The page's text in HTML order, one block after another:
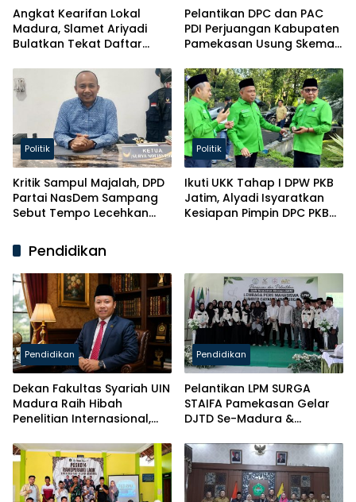
Angkat Kearifan Lokal
Madura, Slamet Ariyadi
Bulatkan Tekat Daftar
Pelantikan DPC dan PAC
PDI Perjuangan Kabupaten
Pamekasan Usung Skema
Politik
Kritik Sampul Majalah, DPD
Partai NasDem Sampang
Sebut Tempo Lecehkan
Politik
Ikuti UKK Tahap I DPW PKB
Jatim, Alyadi Isyaratkan
Kesiapan Pimpin DPC PKB
Pendidikan
Pendidikan
Dekan Fakultas Syariah UIN
Madura Raih Hibah
Penelitian Internasional,
Kancah Global
Pendidikan
Pelantikan LPM SURGA
STAIFA Pamekasan Gelar
DJTD Se-Madura &